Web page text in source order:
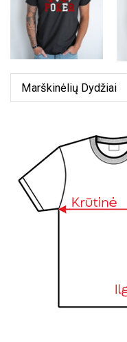
Marškinėlių Dydžiai